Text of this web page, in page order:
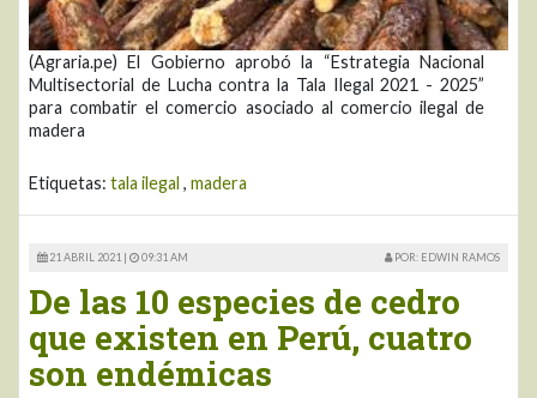
(Agraria.pe) El Gobierno aprobó la “Estrategia Nacional
Multisectorial de Lucha contra la Tala Ilegal 2021 - 2025”
para combatir el comercio asociado al comercio ilegal de
madera
Etiquetas: tala ilegal , madera
21 ABRIL 2021 | 09:31 AM POR: EDWIN RAMOS
De las 10 especies de cedro
que existen en Perú, cuatro
son endémicas